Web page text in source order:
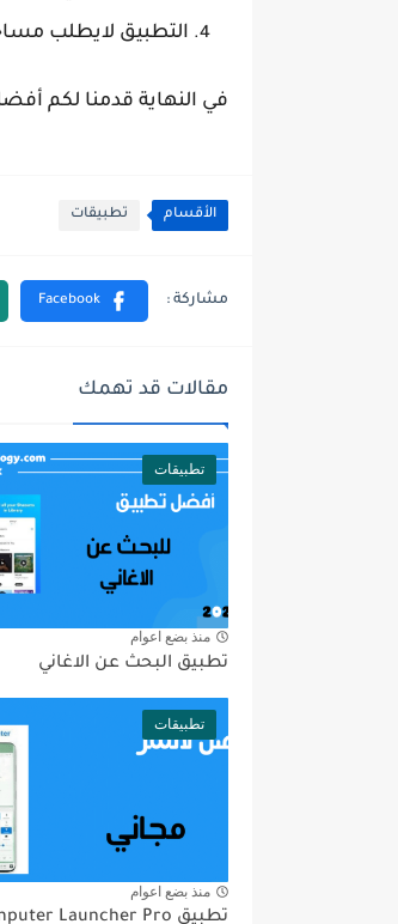
التطبيق لايطلب
في النهاية قدمنا لكم
الأقسام تطبيقات
مقالات قد تهمك
تطبيقات
منذ بضع اعوام
تطبيق البحث عن الاغاني
تطبيقات
منذ بضع اعوام
تطبيق Computer Launcher Pro